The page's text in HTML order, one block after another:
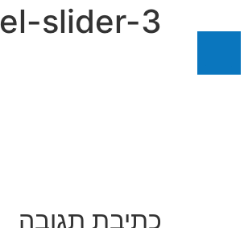
slider-3
כתיבת תגובה